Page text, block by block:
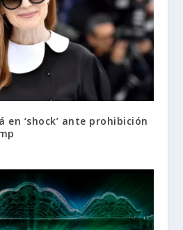
en ‘shock’ ante prohibición